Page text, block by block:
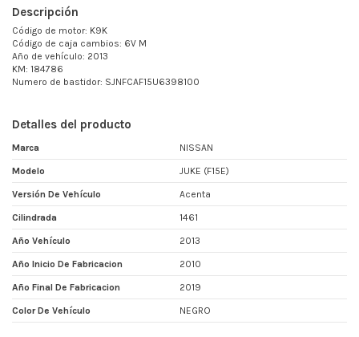
Descripción
Código de motor: K9K
Código de caja cambios: 6V M
Año de vehículo: 2013
KM: 184786
Numero de bastidor: SJNFCAF15U6398100
Detalles del producto
Marca NISSAN
Modelo JUKE (F15E)
Versión De Vehículo Acenta
Cilindrada 1461
Año Vehículo 2013
Año Inicio De Fabricacion 2010
Año Final De Fabricacion 2019
Color De Vehículo NEGRO